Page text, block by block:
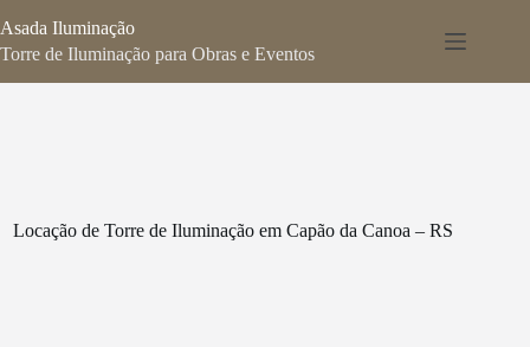
para
o
Asada Iluminação
Torre de Iluminação para Obras e Eventos
Locação de Torre de Iluminação em Capão da Canoa – RS